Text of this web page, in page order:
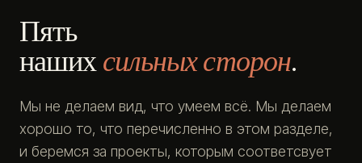
Пять
нашихсильных сторон.
Мы не делаем вид, что умеем всё. Мы делаем
хорошо то, что перечисленно в этом разделе,
и беремся за проекты, которым соответсвует